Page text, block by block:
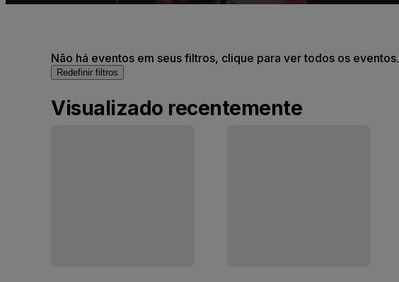
Não há eventos em seus filtros, clique para ver todos os eventos.
Redefinir filtros
Visualizado recentemente